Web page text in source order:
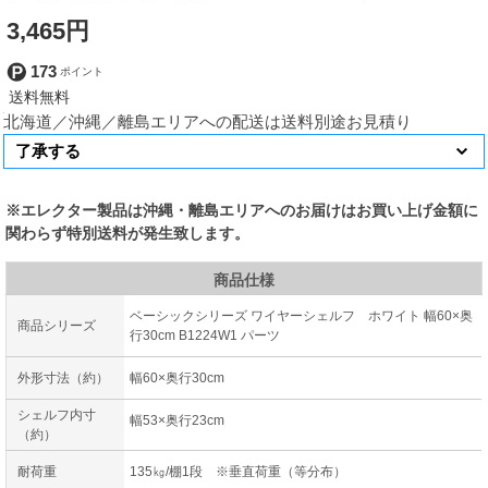
3,465円
173
北海道／沖縄／離島エリアへの配送は送料別途お見積り
※エレクター製品は沖縄・離島エリアへのお届けはお買い上げ金額に
関わらず特別送料が発生致します。
商品仕様
商品シリーズ
ベーシックシリーズ ワイヤーシェルフ ホワイト 幅60×奥
行30cm B1224W1 パーツ
外形寸法（約） 幅60×奥行30cm
シェルフ内寸
（約）
幅53×奥行23cm
耐荷重 135㎏/棚1段 ※垂直荷重（等分布）